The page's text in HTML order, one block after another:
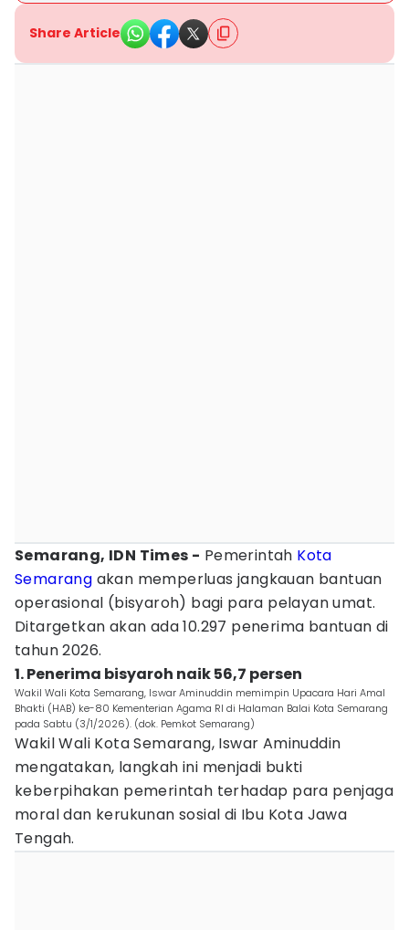
Share Article
Semarang, IDN Times - Pemerintah Kota
Semarang akan memperluas jangkauan bantuan
operasional (bisyaroh) bagi para pelayan umat.
Ditargetkan akan ada 10.297 penerima bantuan di
tahun 2026.
1. Penerima bisyaroh naik 56,7 persen
Wakil Wali Kota Semarang, Iswar Aminuddin memimpin Upacara Hari Amal
Bhakti (HAB) ke-80 Kementerian Agama RI di Halaman Balai Kota Semarang
pada Sabtu (3/1/2026). (dok. Pemkot Semarang)
Wakil Wali Kota Semarang, Iswar Aminuddin
mengatakan, langkah ini menjadi bukti
keberpihakan pemerintah terhadap para penjaga
moral dan kerukunan sosial di Ibu Kota Jawa
Tengah.